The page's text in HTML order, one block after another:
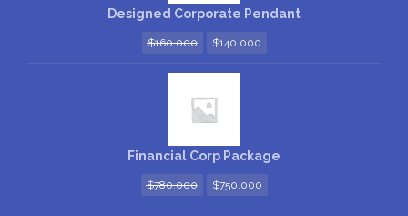
Designed Corporate Pendant
$160.000 $140.000
Financial Corp Package
$780.000 $750.000